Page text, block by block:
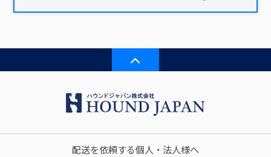
配送を依頼する個人・法人様へ